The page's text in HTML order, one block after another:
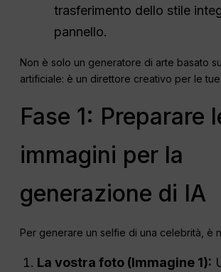
trasferimento dello stile
pannello.
Non è solo un generatore di arte basato
artificiale: è un direttore creativo per le
Fase 1: Preparare
immagini per la
generazione di IA
Per generare un selfie di una celebrità, è
La vostra foto (Immagine 1):